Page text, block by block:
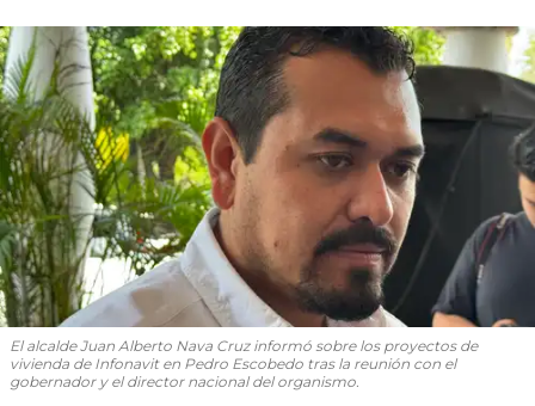
El alcalde Juan Alberto Nava Cruz informó sobre los proyectos de
vivienda de Infonavit en Pedro Escobedo tras la reunión con el
gobernador y el director nacional del organismo.